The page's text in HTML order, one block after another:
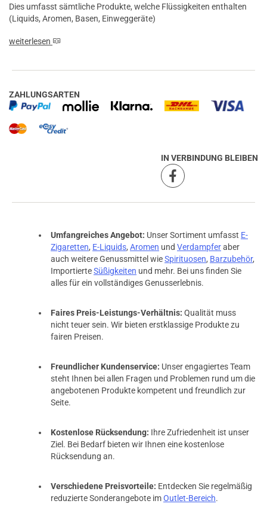
Dies umfasst sämtliche Produkte, welche Flüssigkeiten enthalten
(Liquids, Aromen, Basen, Einweggeräte)
weiterlesen
ZAHLUNGSARTEN
IN VERBINDUNG BLEIBEN
Umfangreiches Angebot: Unser Sortiment umfasst E-
Zigaretten, E-Liquids, Aromen und Verdampferaber
auch weitere Genussmittel wieSpirituosen, Barzubehör,
ImportierteSüßigkeiten und mehr. Bei uns finden Sie
alles für ein vollständiges Genusserlebnis.
Faires Preis-Leistungs-Verhältnis: Qualität muss
nicht teuer sein. Wir bieten erstklassige Produkte zu
fairen Preisen.
Freundlicher Kundenservice: Unser engagiertes Team
steht Ihnen bei allen Fragen und Problemen rund um die
angebotenen Produkte kompetent und freundlich zur
Seite.
Kostenlose Rücksendung: Ihre Zufriedenheit ist unser
Ziel. Bei Bedarf bieten wir Ihnen eine kostenlose
Rücksendung an.
Verschiedene Preisvorteile: Entdecken Sie regelmäßig
reduzierte Sonderangebote imOutlet-Bereich.